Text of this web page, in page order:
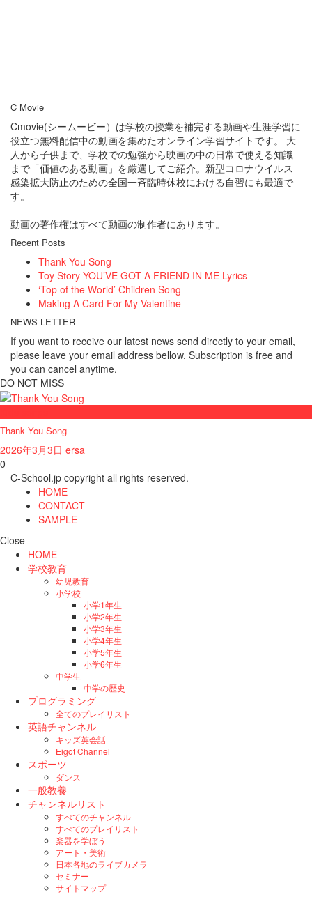
C Movie
Cmovie(シームービー）は学校の授業を補完する動画や生涯学習に
役立つ無料配信中の動画を集めたオンライン学習サイトです。 大
人から子供まで、学校での勉強から映画の中の日常で使える知識
まで「価値のある動画」を厳選してご紹介。新型コロナウイルス
感染拡大防止のための全国一斉臨時休校における自習にも最適で
す。
動画の著作権はすべて動画の制作者にあります。
Recent Posts
Thank You Song
Toy Story YOU’VE GOT A FRIEND IN ME Lyrics
‘Top of the World’ Children Song
Making A Card For My Valentine
NEWS LETTER
If you want to receive our latest news send directly to your email,
please leave your email address bellow. Subscription is free and
you can cancel anytime.
DO NOT MISS
Thank You Song
2026年3月3日 ersa
0
C-School.jp copyright all rights reserved.
HOME
CONTACT
SAMPLE
Close
HOME
学校教育
幼児教育
小学校
小学1年生
小学2年生
小学3年生
小学4年生
小学5年生
小学6年生
中学生
中学の歴史
プログラミング
全てのプレイリスト
英語チャンネル
キッズ英会話
Eigot Channel
スポーツ
ダンス
一般教養
チャンネルリスト
すべてのチャンネル
すべてのプレイリスト
楽器を学ぼう
アート・美術
日本各地のライブカメラ
セミナー
サイトマップ